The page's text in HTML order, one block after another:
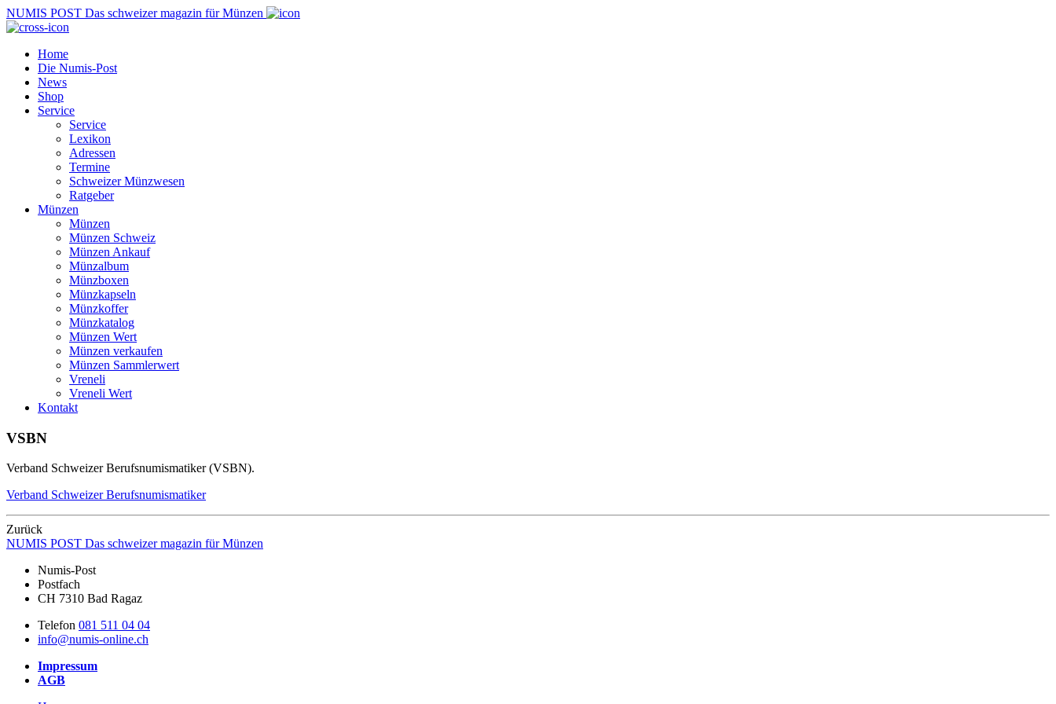
NUMIS POST Das schweizer magazin für Münzen
Home
Die Numis-Post
News
Shop
Service
Service
Lexikon
Adressen
Termine
Schweizer Münzwesen
Ratgeber
Münzen
Münzen
Münzen Schweiz
Münzen Ankauf
Münzalbum
Münzboxen
Münzkapseln
Münzkoffer
Münzkatalog
Münzen Wert
Münzen verkaufen
Münzen Sammlerwert
Vreneli
Vreneli Wert
Kontakt
VSBN
Verband Schweizer Berufsnumismatiker (VSBN).
Verband Schweizer Berufsnumismatiker
Zurück
NUMIS POST Das schweizer magazin für Münzen
Numis-Post
Postfach
CH 7310 Bad Ragaz
Telefon 081 511 04 04
info@numis-online.ch
Impressum
AGB